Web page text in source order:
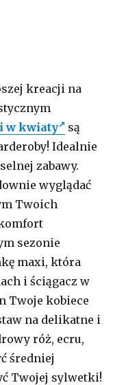
kreacji na
w kwiaty
są
Idealnie
zabawy.
wyglądać
Twoich
sezonie
maxi, która
i ściągacz w
Twoje kobiece
na delikatne i
róż, ecru,
średniej
Twojej sylwetki!